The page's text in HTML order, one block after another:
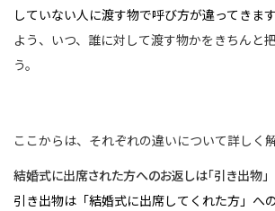
していない人に渡す物で呼び方が違ってきます
よう、いつ、誰に対して渡す物かをきちんと
う。
ここからは、それぞれの違いについて詳しく
結婚式に出席された方へのお返しは「引き出物」
引き出物は「結婚式に出席してくれた方」へ